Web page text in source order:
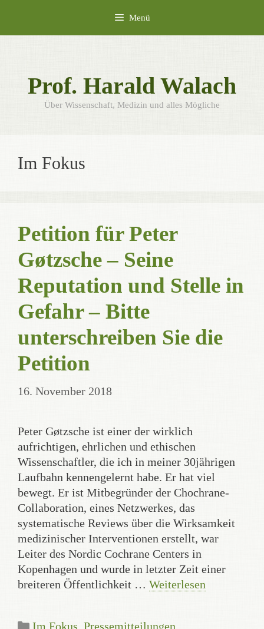
springen
Menü
Prof. Harald Walach
Über Wissenschaft, Medizin und alles Mögliche
Im Fokus
Petition für Peter
Gøtzsche – Seine
Reputation und Stelle in
Gefahr – Bitte
unterschreiben Sie die
Petition
16. November 2018
Peter Gøtzsche ist einer der wirklich
aufrichtigen, ehrlichen und ethischen
Wissenschaftler, die ich in meiner 30jährigen
Laufbahn kennengelernt habe. Er hat viel
bewegt. Er ist Mitbegründer der Chochrane-
Collaboration, eines Netzwerkes, das
systematische Reviews über die Wirksamkeit
medizinischer Interventionen erstellt, war
Leiter des Nordic Cochrane Centers in
Kopenhagen und wurde in letzter Zeit einer
breiteren Öffentlichkeit … Weiterlesen
Kategorien
Im Fokus, Pressemitteilungen